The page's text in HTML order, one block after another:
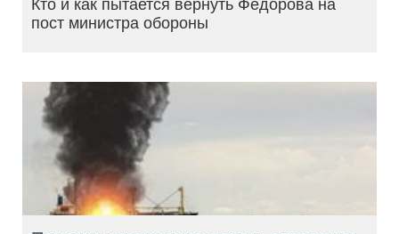
Кто и как пытается вернуть Федорова на
пост министра обороны